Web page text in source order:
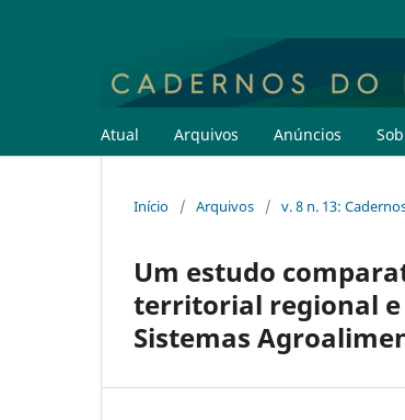
Atual Arquivos Anúncios
Início / Arquivos / v. 8 n. 13:
Um estudo
territorial regional e
Sistemas